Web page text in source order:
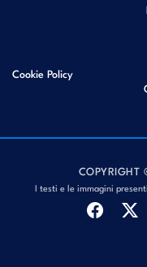
Cookie Policy
I testi e le immagini